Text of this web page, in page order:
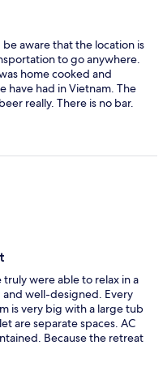
aware that the location is
to go anywhere.
home cooked and
have had in Vietnam. The
really. There is no bar.
inside. We couldn’t
in the evening. Also, the
one evening, as
out. I don’t want to be
do need rectifying for the
were able to relax in a
well-designed. Every
is very big with a large tub
are separate spaces. AC
Because the retreat